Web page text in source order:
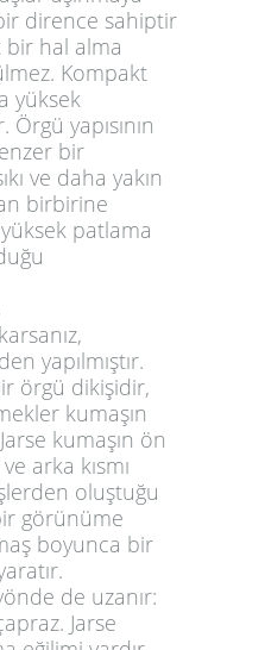
dirence sahiptir
hal alma
Kompakt
yüksek
Örgü yapısının
bir
ve daha yakın
birbirine
patlama
yapılmıştır.
örgü dikişidir,
kumaşın
kumaşın ön
arka kısmı
oluştuğu
görünüme
boyunca bir
de uzanır:
Jarse